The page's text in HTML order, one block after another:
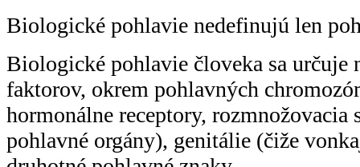
Biologické pohlavie nedefinujú len
Biologické pohlavie človeka sa určuje
faktorov, okrem pohlavných
hormonálne receptory, rozmnožovacia
pohlavné orgány), genitálie (čiže